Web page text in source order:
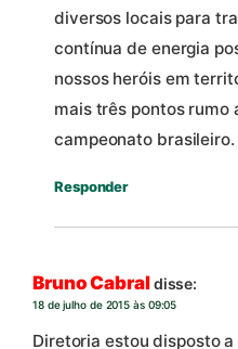
diversos locais para
contínua de energia
nossos heróis em
mais três pontos rumo
campeonato brasileiro.
Responder
Bruno Cabraldisse:
18 de julho de 2015 às 09:05
Diretoria estou disposto